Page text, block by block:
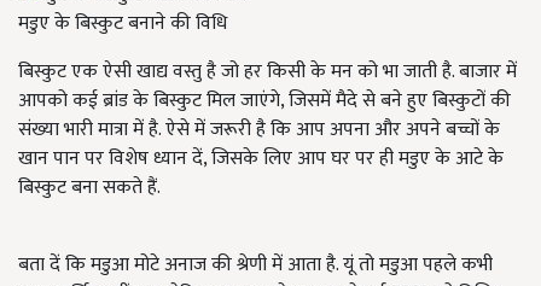
मडुए के बिस्कुट बनाने की विधि
बिस्कुट एक ऐसी खाद्य वस्तु है जो हर किसी के मन को भा जाती है. बाजार में
आपको कई ब्रांड के बिस्कुट मिल जाएंगे, जिसमें मैदे से बने हुए बिस्कुटों की
संख्या भारी मात्रा में है. ऐसे में जरूरी है कि आप अपना और अपने बच्चों के
खान पान पर विशेष ध्यान दें, जिसके लिए आप घर पर ही मडुए के आटे के
बिस्कुट बना सकते हैं.
बता दें कि मडुआ मोटे अनाज की श्रेणी में आता है. यूं तो मडुआ पहले कभी